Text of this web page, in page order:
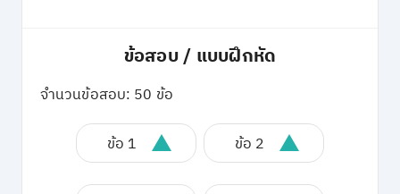
ข้อสอบ / แบบฝึกหัด
จำนวนข้อสอบ: 50 ข้อ
ข้อ 1 ข้อ 2